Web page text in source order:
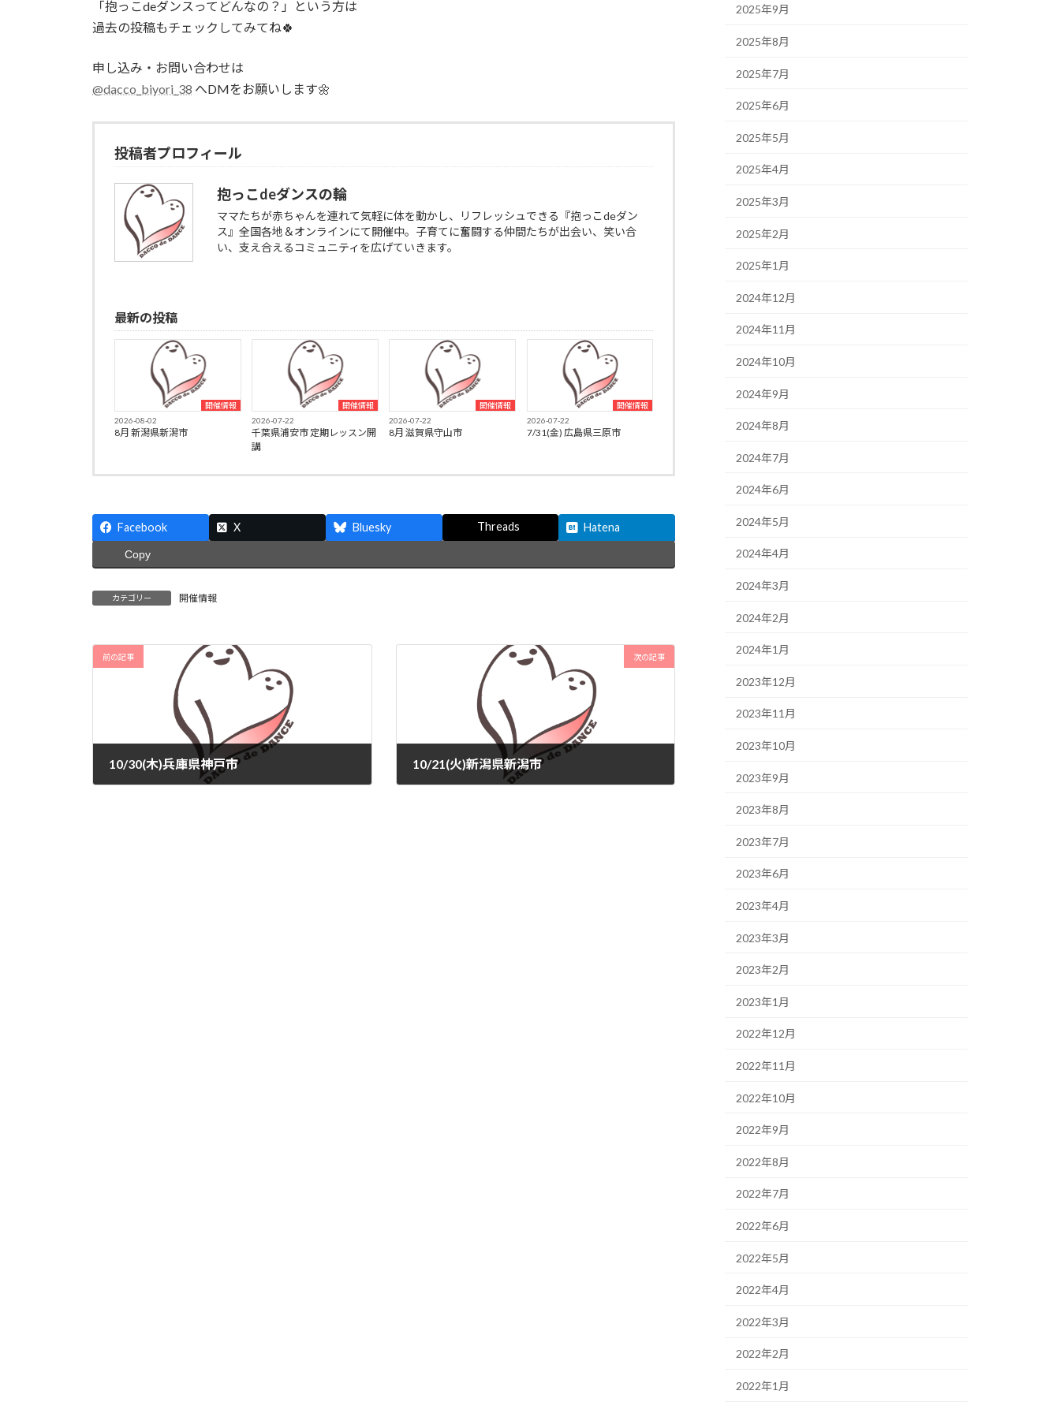
「抱っこdeダンスってどんなの？」という方は
過去の投稿もチェックしてみてね🍀
申し込み・お問い合わせは
@dacco_biyori_38 へDMをお願いします🌼
投稿者プロフィール
抱っこdeダンスの輪
ママたちが赤ちゃんを連れて気軽に体を動かし、リフレッシュできる『抱っこdeダン
ス』全国各地＆オンラインにて開催中。子育てに奮闘する仲間たちが出会い、笑い合
い、支え合えるコミュニティを広げていきます。
最新の投稿
開催情報
2026-08-02
8月 新潟県新潟市
開催情報
2026-07-22
千葉県浦安市 定期レッスン開
講
開催情報
2026-07-22
8月 滋賀県守山市
開催情報
2026-07-22
7/31(金) 広島県三原市
Facebook X Bluesky Threads Hatena
Copy
カテゴリー 開催情報
前の記事
10/30(木)兵庫県神戸市
次の記事
10/21(火)新潟県新潟市
2025年9月
2025年8月
2025年7月
2025年6月
2025年5月
2025年4月
2025年3月
2025年2月
2025年1月
2024年12月
2024年11月
2024年10月
2024年9月
2024年8月
2024年7月
2024年6月
2024年5月
2024年4月
2024年3月
2024年2月
2024年1月
2023年12月
2023年11月
2023年10月
2023年9月
2023年8月
2023年7月
2023年6月
2023年4月
2023年3月
2023年2月
2023年1月
2022年12月
2022年11月
2022年10月
2022年9月
2022年8月
2022年7月
2022年6月
2022年5月
2022年4月
2022年3月
2022年2月
2022年1月